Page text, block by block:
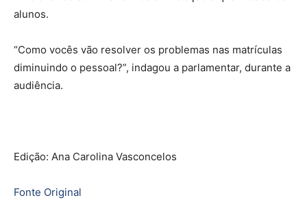
alunos.
“Como vocês vão resolver os problemas nas matrículas
diminuindo o pessoal?”, indagou a parlamentar, durante a
audiência.
Edição: Ana Carolina Vasconcelos
Fonte Original